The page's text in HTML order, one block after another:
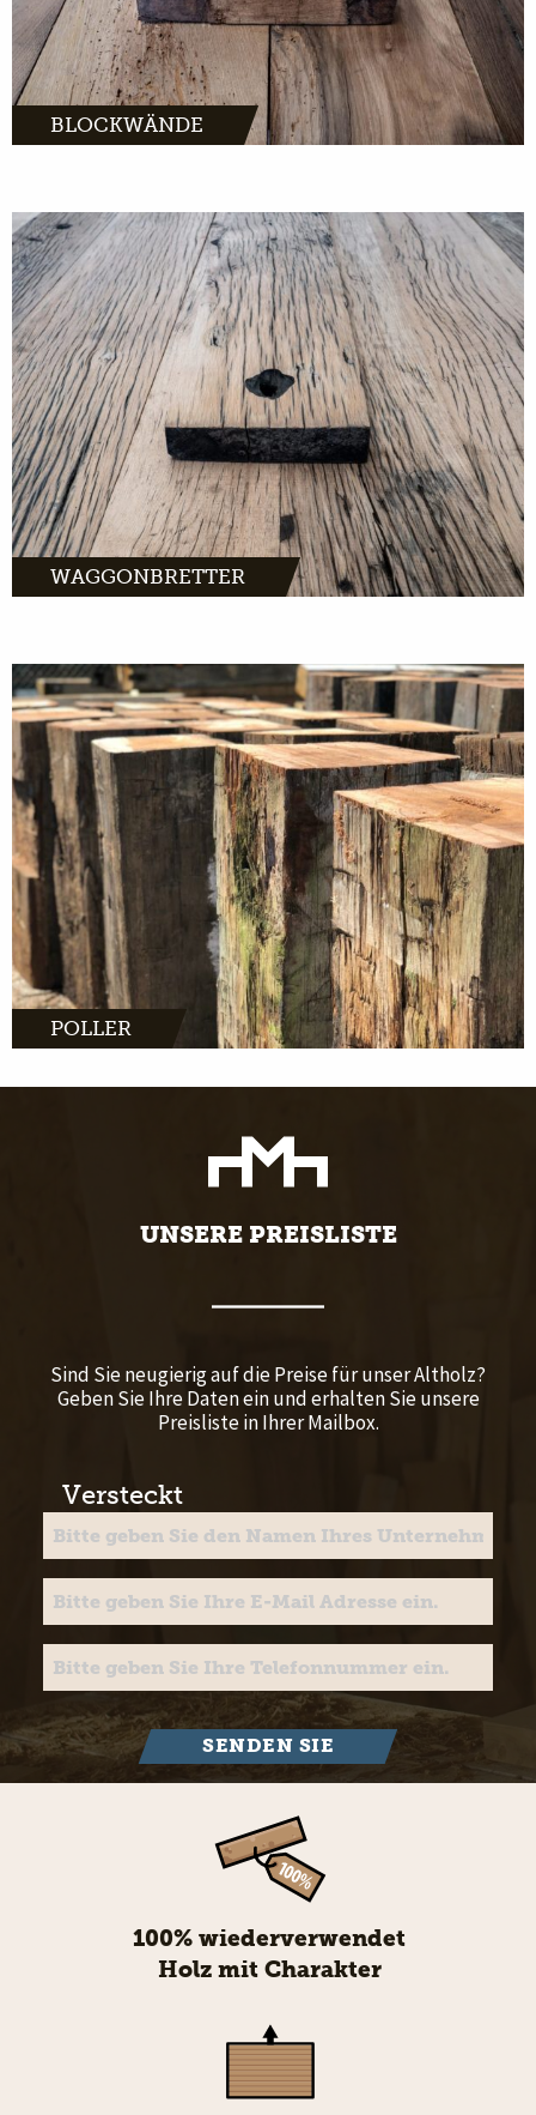
BLOCKWÄNDE
MEHR INFOS
WAGGONBRETTER
MEHR INFOS
POLLER
UNSERE PREISLISTE
Sind Sie neugierig auf die Preise für unser Altholz?
Geben Sie Ihre Daten ein und erhalten Sie unsere
Preisliste in Ihrer Mailbox.
Versteckt
SENDEN SIE
100% wiederverwendet
Holz mit Charakter